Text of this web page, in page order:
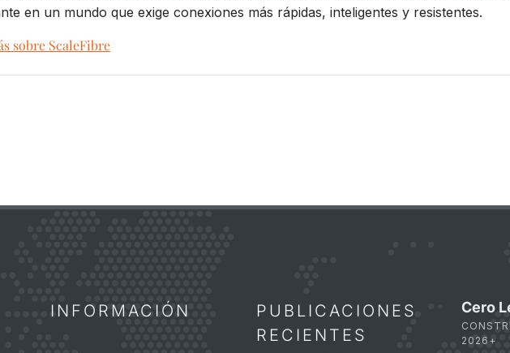
en un mundo que exige conexiones más rápidas, inteligentes y resistentes.
sobre ScaleFibre
INFORMACIÓN
PUBLICACIONES
RECIENTES
Cero
2026+